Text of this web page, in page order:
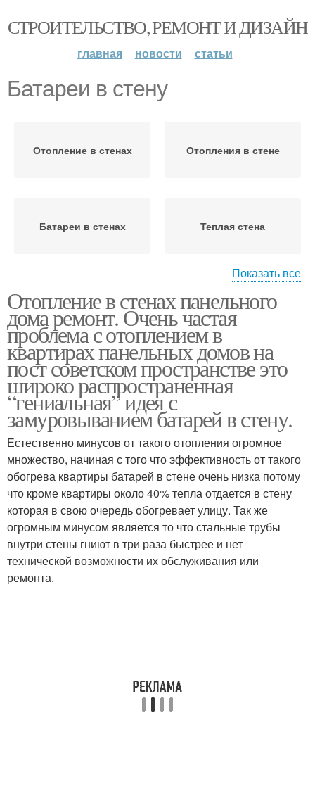
СТРОИТЕЛЬСТВО, РЕМОНТ И ДИЗАЙН
главная новости статьи
Батареи в стену
Отопление в стенах Отопления в стене
Батареи в стенах Теплая стена
Ниши под батареи Батареи в нише
Ниша для батареи Ниши под батареей
Показать все
Отопление в стенах панельного
дома ремонт. Очень частая
проблема с отоплением в
квартирах панельных домов на
пост советском пространстве это
широко распространенная
“гениальная” идея с
замуровыванием батарей в стену.
Естественно минусов от такого отопления огромное
множество, начиная с того что эффективность от такого
обогрева квартиры батарей в стене очень низка потому
что кроме квартиры около 40% тепла отдается в стену
которая в свою очередь обогревает улицу. Так же
огромным минусом является то что стальные трубы
внутри стены гниют в три раза быстрее и нет
технической возможности их обслуживания или
ремонта.